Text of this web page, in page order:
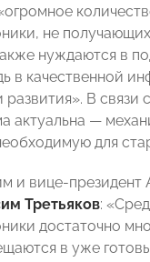
не
нуждаются в
в качественной
развития». В связи
актуальна —
для
и вице-
Третьяков:
достаточно
в уже